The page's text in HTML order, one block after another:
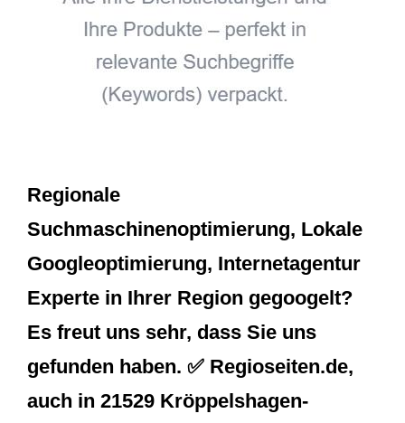
Regionale
Suchmaschinenoptimierung, Lokale
Googleoptimierung, Internetagentur
Experte in Ihrer Region gegoogelt?
Es freut uns sehr, dass Sie uns
gefunden haben. ✅ Regioseiten.de,
auch in 21529 Kröppelshagen-